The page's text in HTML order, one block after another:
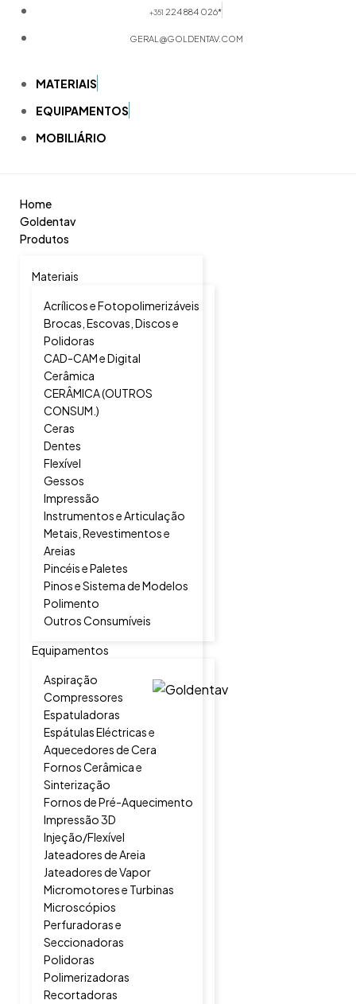
+351 224 884 026*
GERAL@GOLDENTAV.COM
MATERIAIS
EQUIPAMENTOS
MOBILIÁRIO
Home
Goldentav
Produtos
Materiais
Acrílicos e Fotopolimerizáveis
Brocas, Escovas, Discos e
Polidoras
CAD-CAM e Digital
Cerâmica
CERÂMICA (OUTROS
CONSUM.)
Ceras
Dentes
Flexível
Gessos
Impressão
Instrumentos e Articulação
Metais, Revestimentos e
Areias
Pincéis e Paletes
Pinos e Sistema de Modelos
Polimento
Outros Consumíveis
Equipamentos
Aspiração
Compressores
Espatuladoras
Espátulas Eléctricas e
Aquecedores de Cera
Fornos Cerâmica e
Sinterização
Fornos de Pré-Aquecimento
Impressão 3D
Injeção/Flexível
Jateadores de Areia
Jateadores de Vapor
Micromotores e Turbinas
Microscópios
Perfuradoras e
Seccionadoras
Polidoras
Polimerizadoras
Recortadoras